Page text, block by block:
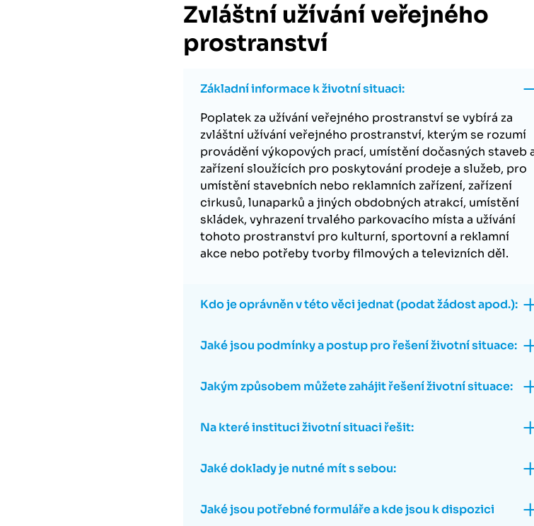
Zvláštní užívání veřejného
prostranství
Základní informace k životní situaci:
Poplatek za užívání veřejného prostranství se vybírá za
zvláštní užívání veřejného prostranství, kterým se rozumí
provádění výkopových prací, umístění dočasných staveb
zařízení sloužících pro poskytování prodeje a služeb, pro
umístění stavebních nebo reklamních zařízení, zařízení
cirkusů, lunaparků a jiných obdobných atrakcí, umístění
skládek, vyhrazení trvalého parkovacího místa a užívání
tohoto prostranství pro kulturní, sportovní a reklamní
akce nebo potřeby tvorby filmových a televizních děl.
Kdo je oprávněn v této věci jednat (podat žádost apod.):
Jaké jsou podmínky a postup pro řešení životní situace:
Jakým způsobem můžete zahájit řešení životní situace:
Na které instituci životní situaci řešit:
Jaké doklady je nutné mít s sebou:
Jaké jsou potřebné formuláře a kde jsou k dispozici